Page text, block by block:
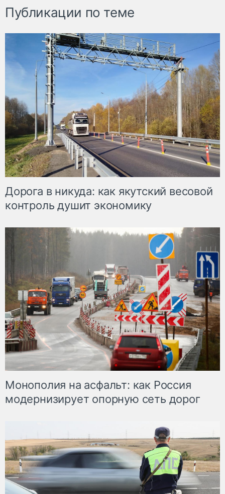
Публикации по теме
Дорога в никуда: как якутский весовой
контроль душит экономику
Монополия на асфальт: как Россия
модернизирует опорную сеть дорог